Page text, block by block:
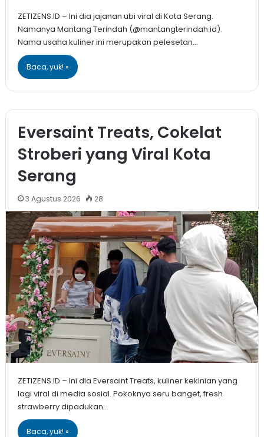
ZETIZENS.ID – Ini dia jajanan ubi viral di Kota Serang.
Namanya Mantang Terindah (@mantangterindah.id).
Nama usaha kuliner ini merupakan pelesetan…
Baca, yuk! »
Eversaint Treats, Cokelat
Stroberi yang Viral Kota
Serang
3 Agustus 2026 28
ZETIZENS.ID – Ini dia Eversaint Treats, kuliner kekinian yang
lagi viral di media sosial. Pokoknya seru banget, fresh
strawberry dipadukan…
Baca, yuk! »